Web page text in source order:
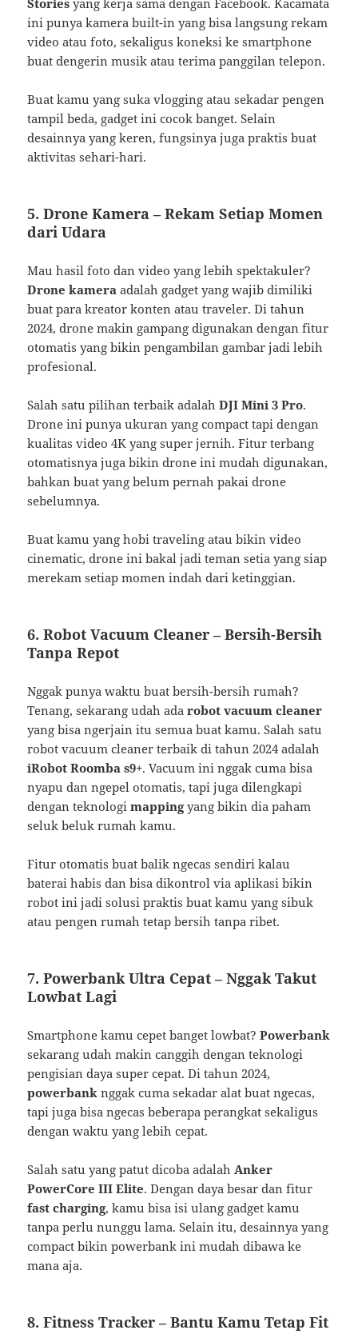
ini punya kamera built-in yang bisa langsung rekam
video atau foto, sekaligus koneksi ke smartphone
buat dengerin musik atau terima panggilan telepon.
Buat kamu yang suka vlogging atau sekadar pengen
tampil beda, gadget ini cocok banget. Selain
desainnya yang keren, fungsinya juga praktis buat
aktivitas sehari-hari.
5.Drone Kamera – Rekam Setiap Momen
dari Udara
Mau hasil foto dan video yang lebih spektakuler?
Drone kamera adalah gadget yang wajib dimiliki
buat para kreator konten atau traveler. Di tahun
2024, drone makin gampang digunakan dengan fitur
otomatis yang bikin pengambilan gambar jadi lebih
profesional.
Salah satu pilihan terbaik adalahDJI Mini 3 Pro.
Drone ini punya ukuran yang compact tapi dengan
kualitas video 4K yang super jernih. Fitur terbang
otomatisnya juga bikin drone ini mudah digunakan,
bahkan buat yang belum pernah pakai drone
sebelumnya.
Buat kamu yang hobi traveling atau bikin video
cinematic, drone ini bakal jadi teman setia yang siap
merekam setiap momen indah dari ketinggian.
6.Robot Vacuum Cleaner – Bersih-Bersih
Tanpa Repot
Nggak punya waktu buat bersih-bersih rumah?
Tenang, sekarang udah adarobot vacuum cleaner
yang bisa ngerjain itu semua buat kamu. Salah satu
robot vacuum cleaner terbaik di tahun 2024 adalah
iRobot Roomba s9+. Vacuum ini nggak cuma bisa
nyapu dan ngepel otomatis, tapi juga dilengkapi
dengan teknologimappingyang bikin dia paham
seluk beluk rumah kamu.
Fitur otomatis buat balik ngecas sendiri kalau
baterai habis dan bisa dikontrol via aplikasi bikin
robot ini jadi solusi praktis buat kamu yang sibuk
atau pengen rumah tetap bersih tanpa ribet.
7.Powerbank Ultra Cepat – Nggak Takut
Lowbat Lagi
Smartphone kamu cepet banget lowbat?Powerbank
sekarang udah makin canggih dengan teknologi
pengisian daya super cepat. Di tahun 2024,
powerbank nggak cuma sekadar alat buat ngecas,
tapi juga bisa ngecas beberapa perangkat sekaligus
dengan waktu yang lebih cepat.
Salah satu yang patut dicoba adalah Anker
PowerCore III Elite. Dengan daya besar dan fitur
fast charging, kamu bisa isi ulang gadget kamu
tanpa perlu nunggu lama. Selain itu, desainnya yang
compact bikin powerbank ini mudah dibawa ke
mana aja.
8.Fitness Tracker – Bantu Kamu Tetap Fit